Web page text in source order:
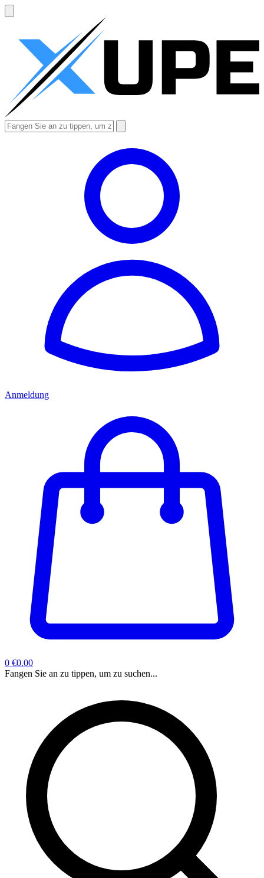
Anmeldung
0 €0.00
Fangen Sie an zu tippen, um zu suchen...